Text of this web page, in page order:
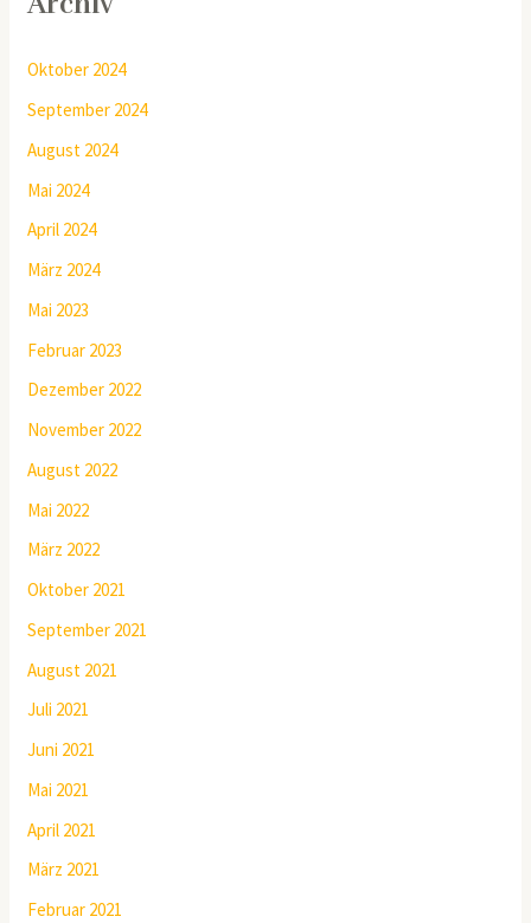
Oktober 2024
September 2024
August 2024
Mai 2024
April 2024
März 2024
Mai 2023
Februar 2023
Dezember 2022
November 2022
August 2022
Mai 2022
März 2022
Oktober 2021
September 2021
August 2021
Juli 2021
Juni 2021
Mai 2021
April 2021
März 2021
Februar 2021